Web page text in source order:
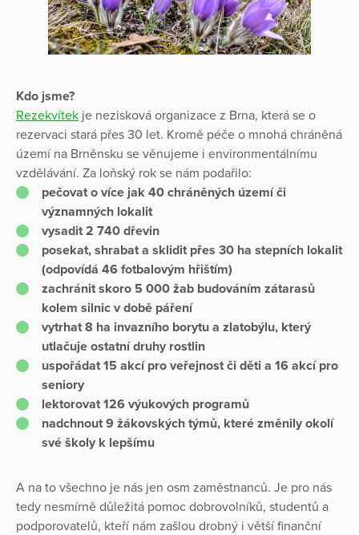
Kdo jsme?
Rezekvítek je nezisková organizace z Brna, která se o
rezervaci stará přes 30 let. Kromě péče o mnohá chráněná
území na Brněnsku se věnujeme i environmentálnímu
vzdělávání. Za loňský rok se nám podařilo:
pečovat o více jak 40 chráněných území či
významných lokalit
vysadit 2 740 dřevin
posekat, shrabat a sklidit přes 30 ha stepních lokalit
(odpovídá 46 fotbalovým hřištím)
zachránit skoro 5 000 žab budováním zátarasů
kolem silnic v době páření
vytrhat 8 ha invazního borytu a zlatobýlu, který
utlačuje ostatní druhy rostlin
uspořádat 15 akcí pro veřejnost či děti a 16 akcí pro
seniory
lektorovat 126 výukových programů
nadchnout 9 žákovských týmů, které změnily okolí
své školy k lepšímu
A na to všechno je nás jen osm zaměstnanců. Je pro nás
tedy nesmírně důležitá pomoc dobrovolníků, studentů a
podporovatelů, kteří nám zašlou drobný i větší finanční